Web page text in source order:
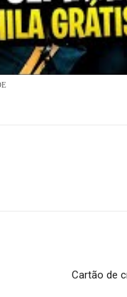
Cartão de